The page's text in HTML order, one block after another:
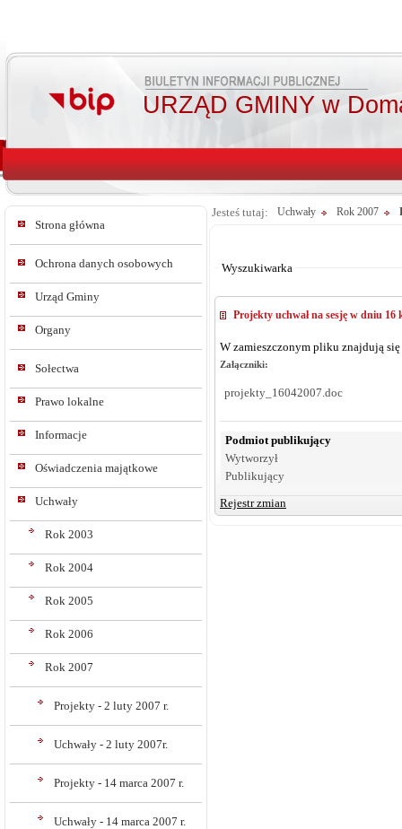
URZĄD GMINY w
Strona główna
Ochrona danych osobowych
Urząd Gminy
Organy
Sołectwa
Prawo lokalne
Informacje
Oświadczenia majątkowe
Uchwały
Rok 2003
Rok 2004
Rok 2005
Rok 2006
Rok 2007
Projekty - 2 luty 2007 r.
Uchwały - 2 luty 2007r.
Projekty - 14 marca 2007 r.
Uchwały - 14 marca 2007 r.
Jesteś tutaj: Uchwały Rok 2007
Wyszukiwarka
Projekty uchwał na sesję w dniu 16
W zamieszczonym pliku znajdują
Załączniki:
projekty_16042007.doc
Podmiot publikujący
Wytworzył
Publikujący
Rejestr zmian